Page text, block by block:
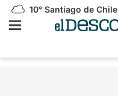
10° Santiago de Chile